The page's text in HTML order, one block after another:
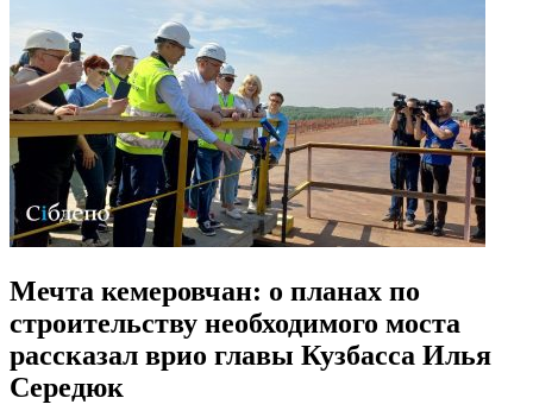
Мечта кемеровчан: о планах по
строительству необходимого моста
рассказал врио главы Кузбасса Илья
Середюк